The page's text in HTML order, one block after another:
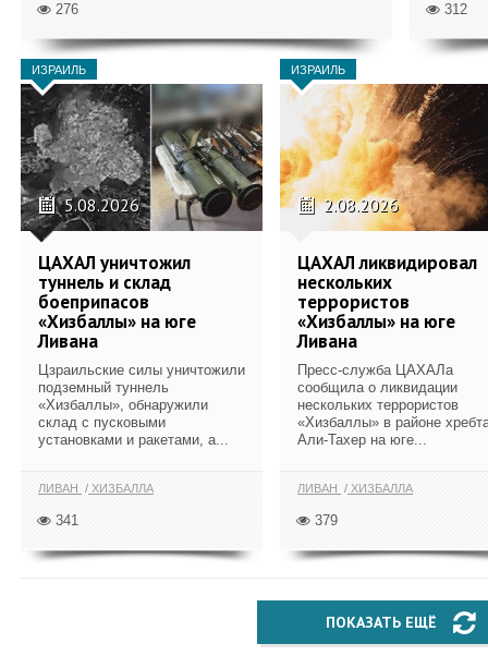
276 312
ИЗРАИЛЬ
5.08.2026
ЦАХАЛ уничтожил
туннель и склад
боеприпасов
«Хизбаллы» на юге
Ливана
Цзраильские силы уничтожили
подземный туннель
«Хизбаллы», обнаружили
склад с пусковыми
установками и ракетами, а...
ЛИВАН ХИЗБАЛЛА
341
ИЗРАИЛЬ
2.08.2026
ЦАХАЛ ликвидировал
нескольких
террористов
«Хизбаллы» на юге
Ливана
Пресс-служба ЦАХАЛа
сообщила о ликвидации
нескольких террористов
«Хизбаллы» в районе
Али-Тахер на юге...
ЛИВАН ХИЗБАЛЛА
379
ПОКАЗАТЬ ЕЩЁ